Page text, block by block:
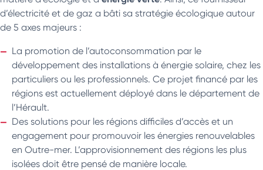
d’électricité et de gaz a bâti sa stratégie écologique autour
de 5 axes majeurs :
La promotion de l’autoconsommation par le
développement des installations à énergie solaire, chez les
particuliers ou les professionnels. Ce projet financé par les
régions est actuellement déployé dans le département de
l’Hérault.
Des solutions pour les régions difficiles d’accès et un
engagement pour promouvoir les énergies renouvelables
en Outre-mer. L’approvisionnement des régions les plus
isolées doit être pensé de manière locale.